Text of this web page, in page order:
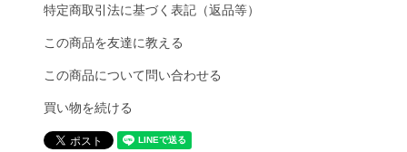
特定商取引法に基づく表記（返品等）
この商品を友達に教える
この商品について問い合わせる
買い物を続ける